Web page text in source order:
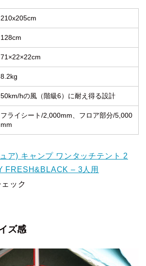
210x205cm
128cm
71×22×22cm
8.2kg
50km/hの風（階級6）に耐え得る設計
フライシート/2,000mm、フロア部分/5,000
mm
ア) キャンプ ワンタッチテント 2
FRESH&BLACK – 3人用
ック
ズ感